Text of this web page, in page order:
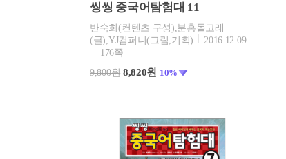
씽씽 중국어탐험대 11
반숙희(컨텐츠 구성),분홍돌고래
(글),YJ컴퍼니(그림,기획)
2016.12.09
176쪽
9,800원 8,820원 10%